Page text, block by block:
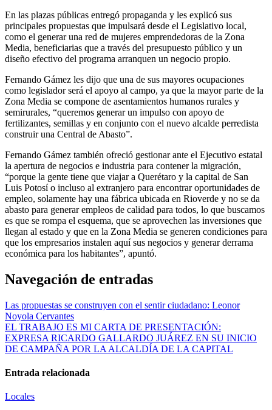
En las plazas públicas entregó propaganda y les explicó sus
principales propuestas que impulsará desde el Legislativo local,
como el generar una red de mujeres emprendedoras de la Zona
Media, beneficiarias que a través del presupuesto público y un
diseño efectivo del programa arranquen un negocio propio.
Fernando Gámez les dijo que una de sus mayores ocupaciones
como legislador será el apoyo al campo, ya que la mayor parte de la
Zona Media se compone de asentamientos humanos rurales y
semirurales, “queremos generar un impulso con apoyo de
fertilizantes, semillas y en conjunto con el nuevo alcalde perredista
construir una Central de Abasto”.
Fernando Gámez también ofreció gestionar ante el Ejecutivo estatal
la apertura de negocios e industria para contener la migración,
“porque la gente tiene que viajar a Querétaro y la capital de San
Luis Potosí o incluso al extranjero para encontrar oportunidades de
empleo, solamente hay una fábrica ubicada en Rioverde y no se da
abasto para generar empleos de calidad para todos, lo que buscamos
es que se rompa el esquema, que se aprovechen las inversiones que
llegan al estado y que en la Zona Media se generen condiciones para
que los empresarios instalen aquí sus negocios y generar derrama
económica para los habitantes”, apuntó.
Navegación de entradas
Las propuestas se construyen con el sentir ciudadano: Leonor
Noyola Cervantes
EL TRABAJO ES MI CARTA DE PRESENTACIÓN:
EXPRESA RICARDO GALLARDO JUÁREZ EN SU INICIO
DE CAMPAÑA POR LA ALCALDÍA DE LA CAPITAL
Entrada relacionada
Locales